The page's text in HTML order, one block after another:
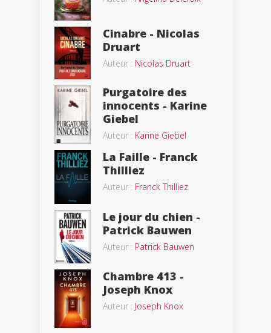
Cinabre - Nicolas
Druart
Auteur : Nicolas Druart
Purgatoire des
innocents - Karine
Giebel
Auteur : Karine Giebel
La Faille - Franck
Thilliez
Auteur : Franck Thilliez
Le jour du chien -
Patrick Bauwen
Auteur : Patrick Bauwen
Chambre 413 -
Joseph Knox
Auteur : Joseph Knox